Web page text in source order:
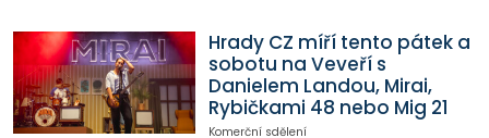
Hrady CZ míří tento pátek a
sobotu na Veveří s
Danielem Landou, Mirai,
Rybičkami 48 nebo Mig 21
Komerční sdělení